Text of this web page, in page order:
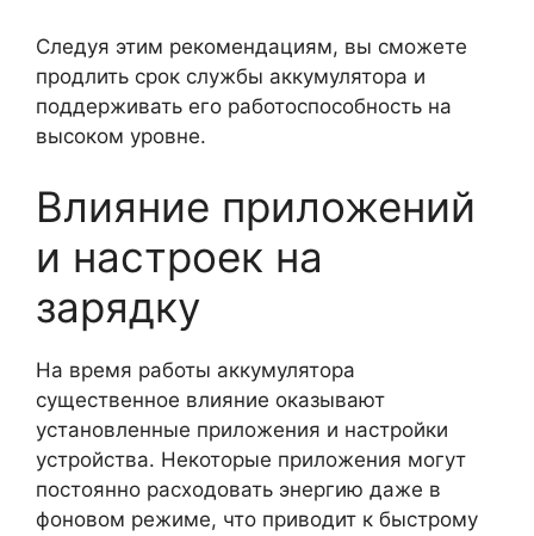
Следуя этим рекомендациям, вы сможете
продлить срок службы аккумулятора и
поддерживать его работоспособность на
высоком уровне.
Влияние приложений
и настроек на
зарядку
На время работы аккумулятора
существенное влияние оказывают
установленные приложения и настройки
устройства. Некоторые приложения могут
постоянно расходовать энергию даже в
фоновом режиме, что приводит к быстрому